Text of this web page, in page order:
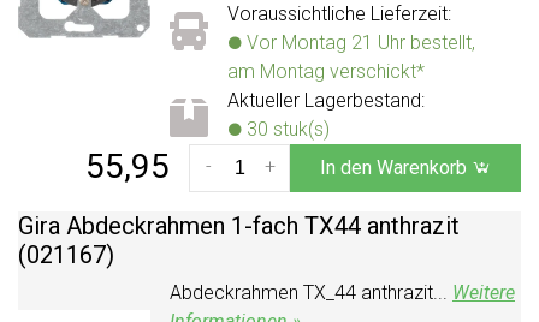
Voraussichtliche Lieferzeit:
Vor Montag 21 Uhr bestellt,
am Montag verschickt*
Aktueller Lagerbestand:
30 stuk(s)
55,95 +
- In den Warenkorb
Gira Abdeckrahmen 1-fach TX44 anthrazit
(021167)
Abdeckrahmen TX_44 anthrazit... Weitere